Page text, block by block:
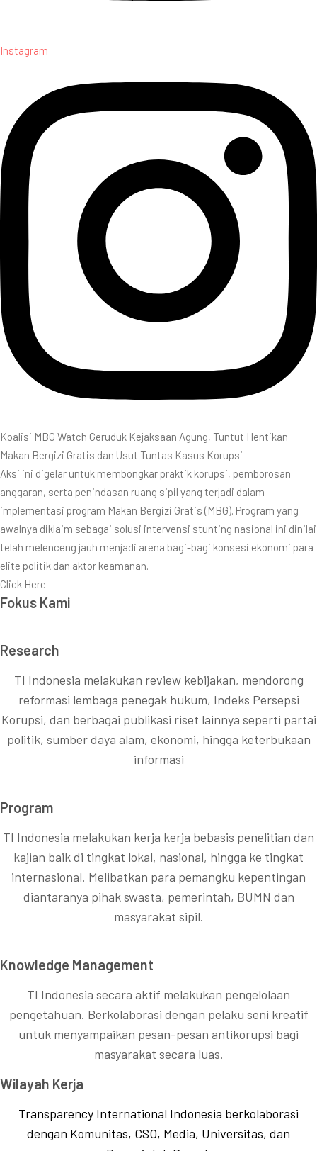
Instagram
Koalisi MBG Watch Geruduk Kejaksaan Agung, Tuntut Hentikan
Makan Bergizi Gratis dan Usut Tuntas Kasus Korupsi
Aksi ini digelar untuk membongkar praktik korupsi, pemborosan
anggaran, serta penindasan ruang sipil yang terjadi dalam
implementasi program Makan Bergizi Gratis (MBG). Program yang
awalnya diklaim sebagai solusi intervensi stunting nasional ini dinilai
telah melenceng jauh menjadi arena bagi-bagi konsesi ekonomi para
elite politik dan aktor keamanan.
Click Here
Fokus Kami
Research
TI Indonesia melakukan review kebijakan, mendorong
reformasi lembaga penegak hukum, Indeks Persepsi
Korupsi, dan berbagai publikasi riset lainnya seperti partai
politik, sumber daya alam, ekonomi, hingga keterbukaan
informasi
Program
TI Indonesia melakukan kerja kerja bebasis penelitian dan
kajian baik di tingkat lokal, nasional, hingga ke tingkat
internasional. Melibatkan para pemangku kepentingan
diantaranya pihak swasta, pemerintah, BUMN dan
masyarakat sipil.
Knowledge Management
TI Indonesia secara aktif melakukan pengelolaan
pengetahuan. Berkolaborasi dengan pelaku seni kreatif
untuk menyampaikan pesan-pesan antikorupsi bagi
masyarakat secara luas.
Wilayah Kerja
Transparency International Indonesia berkolaborasi
dengan Komunitas, CSO, Media, Universitas, dan